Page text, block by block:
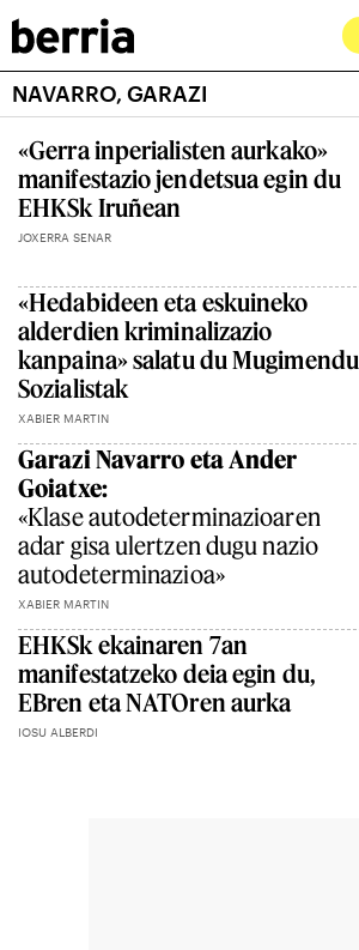
NAVARRO, GARAZI
«Gerra inperialisten aurkako»
manifestazio jendetsua egin du
EHKSk Iruñean
JOXERRA SENAR
«Hedabideen eta eskuineko
alderdien kriminalizazio
kanpaina» salatu du Mugimendu
Sozialistak
XABIER MARTIN
Garazi Navarro eta Ander
Goiatxe:
«Klase autodeterminazioaren
adar gisa ulertzen dugu nazio
autodeterminazioa»
XABIER MARTIN
EHKSk ekainaren 7an
manifestatzeko deia egin du,
EBren eta NATOren aurka
IOSU ALBERDI